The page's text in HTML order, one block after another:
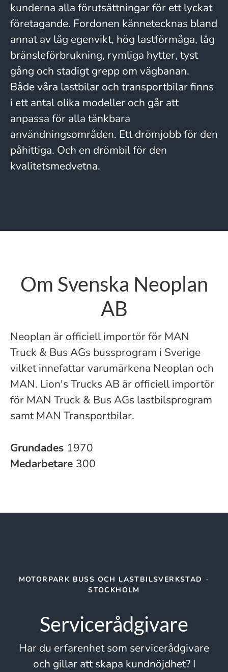
kunderna alla förutsättningar för ett lyckat
företagande. Fordonen kännetecknas bland
annat av låg egenvikt, hög lastförmåga, låg
bränsleförbrukning, rymliga hytter, tyst
gång och stadigt grepp om vägbanan.
Både våra lastbilar och transportbilar finns
i ett antal olika modeller och går att
anpassa för alla tänkbara
användningsområden. Ett drömjobb för den
påhittiga. Och en drömbil för den
kvalitetsmedvetna.
Om Svenska Neoplan
AB
Neoplan är officiell importör för MAN
Truck & Bus AGs bussprogram i Sverige
vilket innefattar varumärkena Neoplan och
MAN. Lion's Trucks AB är officiell importör
för MAN Truck & Bus AGs lastbilsprogram
samt MAN Transportbilar.
Grundades 1970
Medarbetare 300
MOTORPARK BUSS OCH LASTBILSVERKSTAD ·
STOCKHOLM
Servicerådgivare
Har du erfarenhet som servicerådgivare
och gillar att skapa kundnöjdhet? I